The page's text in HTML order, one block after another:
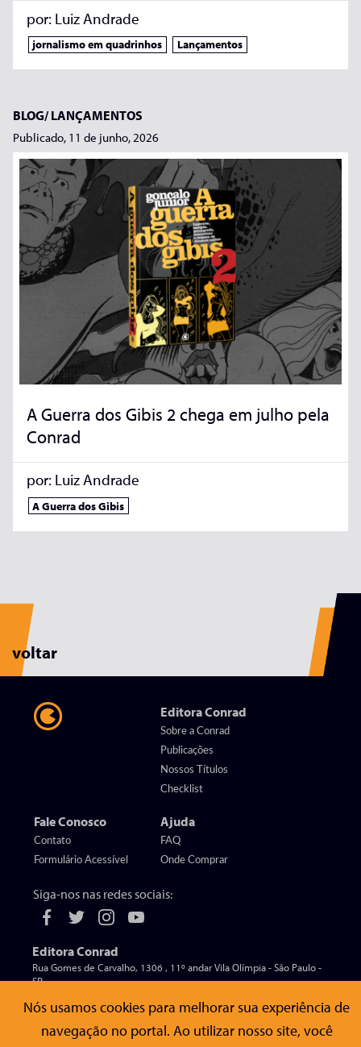
por: Luiz Andrade
jornalismo em quadrinhos Lançamentos
BLOG/LANÇAMENTOS
Publicado, 11 de junho, 2026
A Guerra dos Gibis 2 chega em julho pela
Conrad
por: Luiz Andrade
A Guerra dos Gibis
voltar
Editora Conrad
Sobre a Conrad
Publicações
Nossos Títulos
Checklist
Fale Conosco
Contato
Formulário Acessível
Ajuda
FAQ
Onde Comprar
Siga-nos nas redes sociais:
Editora Conrad
Rua Gomes de Carvalho, 1306 , 11º andar Vila Olímpia - São Paulo -
SP
Nós usamos cookies para melhorar sua experiência de
navegação no portal. Ao utilizar nosso site, você